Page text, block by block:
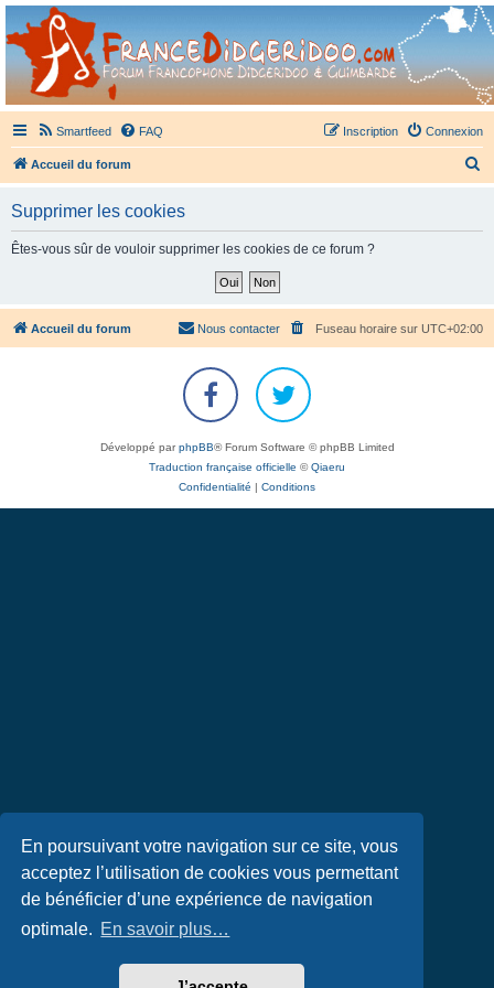
En poursuivant votre navigation sur ce site, vous
acceptez l’utilisation de cookies vous permettant
de bénéficier d’une expérience de navigation
optimale. En savoir plus…
France Didgeridoo
Didgeridoo et Guimbarde sur France Didgeridoo - retrouvez la communauté.
Smartfeed FAQ Connexion
Inscription
Accueil du forum
c
h
Supprimer les cookies
Êtes-vous sûr de vouloir supprimer les cookies de ce forum ?
Accueil du forum Fuseau horaire sur UTC+02:00
Nous contacter
Développé parphpBB® Forum Software © phpBB Limited
Traduction française officielle ©Qiaeru
Confidentialité
Conditions